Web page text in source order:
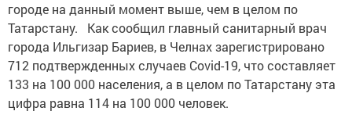
городе на данный момент выше, чем в целом по
Татарстану. Как сообщил главный санитарный врач
города Ильгизар Бариев, в Челнах зарегистрировано
712 подтвержденных случаев Covid-19, что составляет
133 на 100 000 населения, а в целом по Татарстану эта
цифра равна 114 на 100 000 человек.